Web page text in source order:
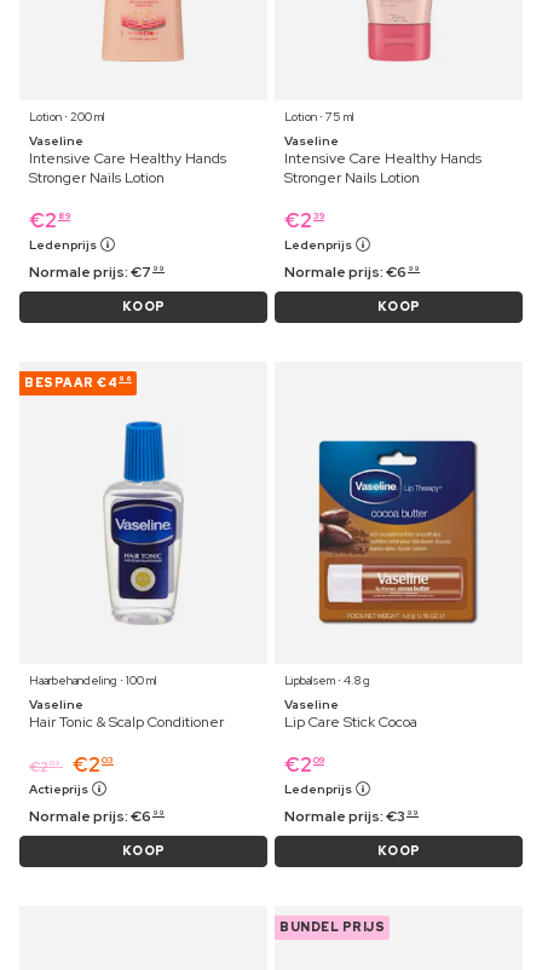
Lotion ⋅ 200 ml
Vaseline
Intensive Care Healthy Hands
Stronger Nails Lotion
€2 89
Ledenprijs
Normale prijs:€7 99
KOOP
Lotion ⋅ 75 ml
Vaseline
Intensive Care Healthy Hands
Stronger Nails Lotion
€2 39
Ledenprijs
Normale prijs:€6 99
KOOP
BESPAAR €4 96
Haarbehandeling ⋅ 100 ml
Vaseline
Hair Tonic & Scalp Conditioner
€209 €2 03
Actieprijs
Normale prijs:€6 99
KOOP
Lipbalsem ⋅ 4.8 g
Vaseline
Lip Care Stick Cocoa
€2 09
Ledenprijs
Normale prijs:€3 99
KOOP
BUNDEL PRIJS